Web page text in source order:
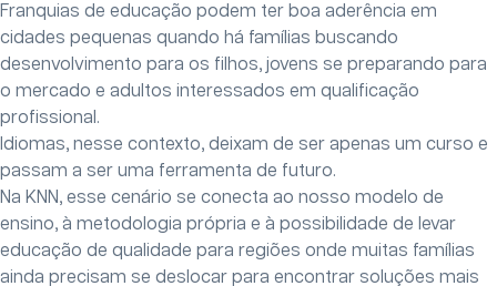
Franquias de educação podem ter boa aderência em
cidades pequenas quando há famílias buscando
desenvolvimento para os filhos, jovens se preparando para
o mercado e adultos interessados em qualificação
profissional.
Idiomas, nesse contexto, deixam de ser apenas um curso e
passam a ser uma ferramenta de futuro.
Na KNN, esse cenário se conecta ao nosso modelo de
ensino, à metodologia própria e à possibilidade de levar
educação de qualidade para regiões onde muitas famílias
ainda precisam se deslocar para encontrar soluções mais